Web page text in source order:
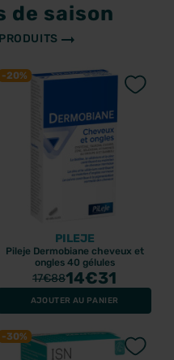
de saison
-20%
PILEJE
Pileje Dermobiane cheveux et
ongles 40 gélules
17€8814€31
AJOUTER AU PANIER
-30%